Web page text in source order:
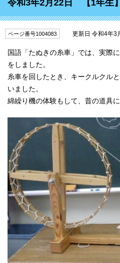
令和3年2月22日 【1年生
ページ番号1004083 更新日 令和4年3
国語「たぬきの糸車」では、実際
をしました。
糸車を回したとき、キークルクル
いました。
綿繰り機の体験もして、昔の道具